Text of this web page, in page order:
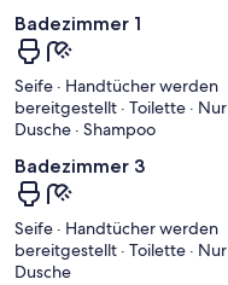
Badezimmer 1
Seife · Handtücher werden
bereitgestellt · Toilette · Nur
Dusche · Shampoo
Badezimmer 3
Seife · Handtücher werden
bereitgestellt · Toilette · Nur
Dusche